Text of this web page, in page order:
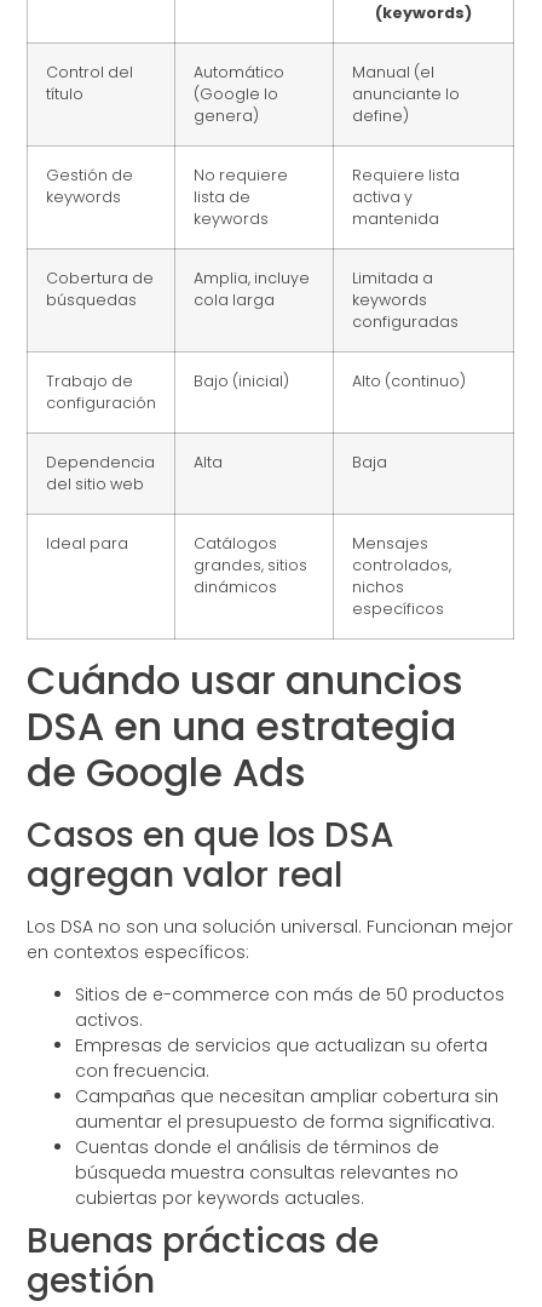
(keywords)
Control del
título
Automático
(Google lo
genera)
Manual (el
anunciante lo
define)
Gestión de
keywords
No requiere
lista de
keywords
Requiere lista
activa y
mantenida
Cobertura de
búsquedas
Amplia, incluye
cola larga
Limitada a
keywords
configuradas
Trabajo de
configuración
Bajo (inicial) Alto (continuo)
Dependencia
del sitio web
Alta Baja
Ideal para
Catálogos
grandes, sitios
dinámicos
Mensajes
controlados,
nichos
específicos
Cuándo usar anuncios
DSA en una estrategia
de Google Ads
Casos en que los DSA
agregan valor real
Los DSA no son una solución universal. Funcionan mejor
en contextos específicos:
Sitios de e-commerce con más de 50 productos
activos.
Empresas de servicios que actualizan su oferta
con frecuencia.
Campañas que necesitan ampliar cobertura sin
aumentar el presupuesto de forma significativa.
Cuentas donde el análisis de términos de
búsqueda muestra consultas relevantes no
cubiertas por keywords actuales.
Buenas prácticas de
gestión